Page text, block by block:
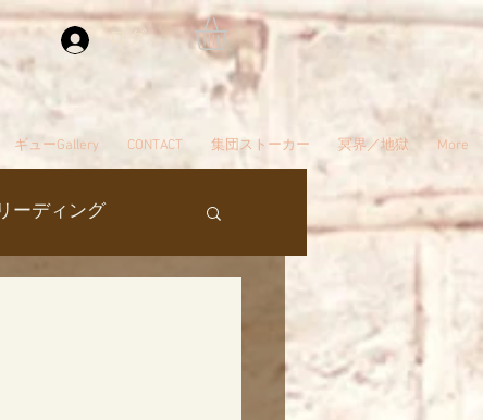
ログイン
ギューGallery CONTACT 集団ストーカー 冥界／地獄 More
ーディング